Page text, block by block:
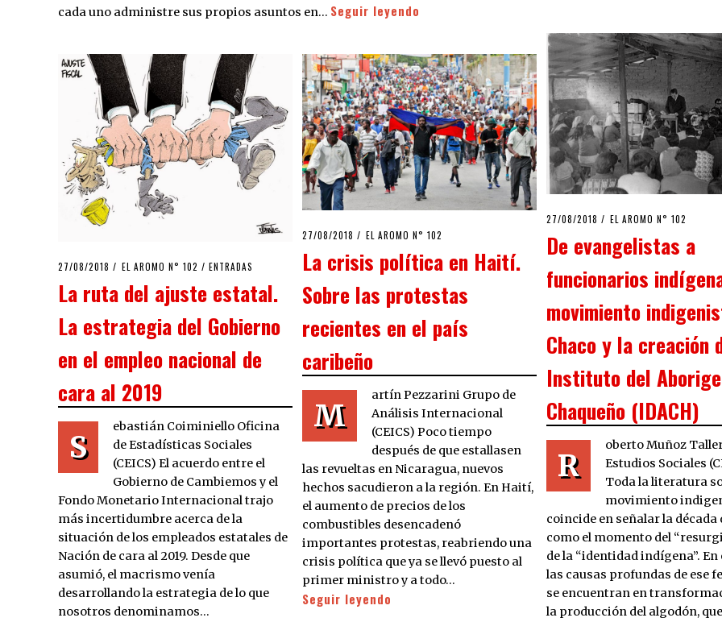
cada uno administre sus propios asuntos en… Seguir leyendo
POSTED
27/08/2018 27/08/2018
EL AROMO N° 102
De evangelistas a
funcionarios
movimiento
Chaco y la creación
Instituto del
Chaqueño (IDACH)
R
oberto Muñoz
Estudios Sociales
Toda la literatura
movimiento
coincide en señalar la década
como el momento del
de la “identidad indígena”. En
las causas profundas de ese
se encuentran en
la producción del algodón, que
POSTED
27/08/2018 27/08/2018
EL AROMO N° 102 / ENTRADAS
La ruta del ajuste estatal.
La estrategia del Gobierno
en el empleo nacional de
cara al 2019
S
ebastián Coiminiello Oficina
de Estadísticas Sociales
(CEICS) El acuerdo entre el
Gobierno de Cambiemos y el
Fondo Monetario Internacional trajo
más incertidumbre acerca de la
situación de los empleados estatales de
Nación de cara al 2019. Desde que
asumió, el macrismo venía
desarrollando la estrategia de lo que
nosotros denominamos…
POSTED
27/08/2018 EL AROMO N° 102
La crisis política en Haití.
Sobre las protestas
recientes en el país
caribeño
M
artín Pezzarini Grupo de
Análisis Internacional
(CEICS) Poco tiempo
después de que estallasen
las revueltas en Nicaragua, nuevos
hechos sacudieron a la región. En Haití,
el aumento de precios de los
combustibles desencadenó
importantes protestas, reabriendo una
crisis política que ya se llevó puesto al
primer ministro y a todo…
Seguir leyendo